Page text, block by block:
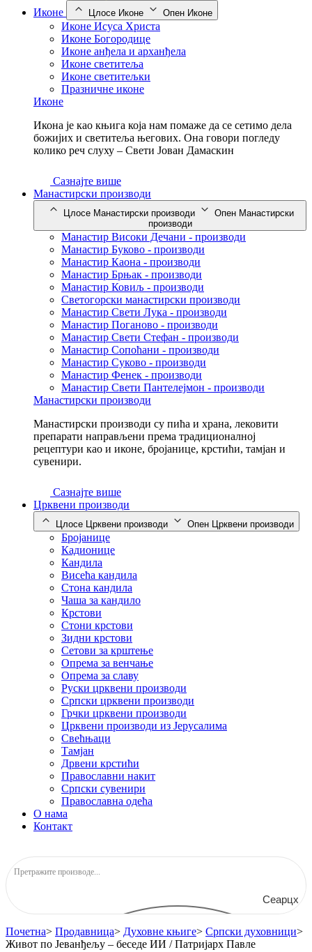
Иконе
Цлосе Иконе Опен Иконе
Иконе Исуса Христа
Иконе Богородице
Иконе анђела и арханђела
Иконе светитеља
Иконе светитељки
Празничне иконе
Иконе
Икона је као књига која нам помаже да се сетимо дела
божијих и светитеља његових. Она говори погледу
колико реч слуху – Свети Јован Дамаскин
Сазнајте више
Манастирски производи
Цлосе Манастирски производи
Опен Манастирски
производи
Манастир Високи Дечани - производи
Манастир Буково - производи
Манастир Каона - производи
Манастир Брњак - производи
Манастир Ковиљ - производи
Светогорски манастирски производи
Манастир Свети Лука - производи
Манастир Поганово - производи
Манастир Свети Стефан - производи
Манастир Сопоћани - производи
Манастир Суково - производи
Манастир Фенек - производи
Манастир Свети Пантелејмон - производи
Манастирски производи
Манастирски производи су пића и храна, лековити
препарати направљени према традиционалној
рецептури као и иконе, бројанице, крстићи, тамјан и
сувенири.
Сазнајте више
Црквени производи
Цлосе Црквени производи Опен Црквени производи
Бројанице
Кадионице
Кандила
Висећа кандила
Стона кандила
Чаша за кандило
Крстови
Стони крстови
Зидни крстови
Сетови за крштење
Опрема за венчање
Опрема за славу
Руски црквени производи
Српски црквени производи
Грчки црквени производи
Црквени производи из Јерусалима
Свећњаци
Тамјан
Дрвени крстићи
Православни накит
Српски сувенири
Православна одећа
О нама
Контакт
Сеарцх
Почетна> Продавница> Духовне књиге> Српски духовници>
Живот по Јеванђељу – беседе ИИ / Патријарх Павле